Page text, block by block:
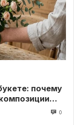
почему
0